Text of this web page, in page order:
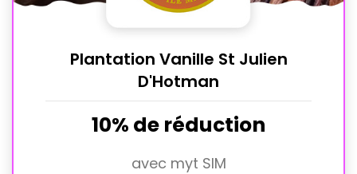
Plantation Vanille St Julien
D'Hotman
10% de réduction
avec myt SIM